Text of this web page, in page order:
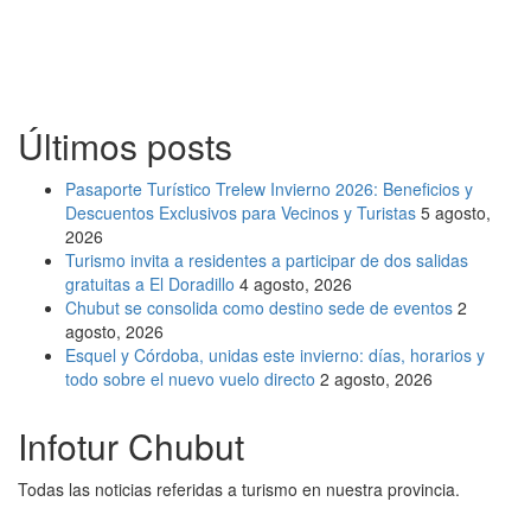
Últimos posts
Pasaporte Turístico Trelew Invierno 2026: Beneficios y
Descuentos Exclusivos para Vecinos y Turistas 5 agosto,
2026
Turismo invita a residentes a participar de dos salidas
gratuitas a El Doradillo 4 agosto, 2026
Chubut se consolida como destino sede de eventos 2
agosto, 2026
Esquel y Córdoba, unidas este invierno: días, horarios y
todo sobre el nuevo vuelo directo 2 agosto, 2026
Infotur Chubut
Todas las noticias referidas a turismo en nuestra provincia.